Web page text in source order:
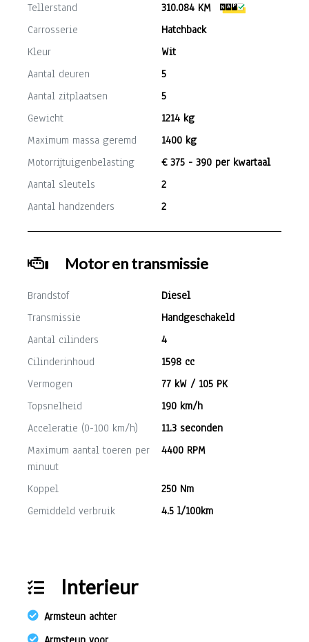
Tellerstand
310.084 KM
Carrosserie
Hatchback
Kleur
Wit
Aantal deuren
5
Aantal zitplaatsen
5
Gewicht
1214 kg
Maximum massa geremd
1400 kg
Motorrijtuigenbelasting
€ 375 - 390 per kwartaal
Aantal sleutels
2
Aantal handzenders
2
Motor en transmissie
Brandstof
Diesel
Transmissie
Handgeschakeld
Aantal cilinders
4
Cilinderinhoud
1598 cc
Vermogen
77 kW / 105 PK
Topsnelheid
190 km/h
Acceleratie (0-100 km/h)
11.3 seconden
Maximum aantal toeren per
minuut
4400 RPM
Koppel
250 Nm
Gemiddeld verbruik
4.5 l/100km
Interieur
Armsteun achter